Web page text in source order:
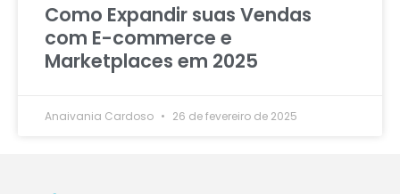
Como Expandir suas Vendas
com E-commerce e
Marketplaces em 2025
Anaivania Cardoso 26 de fevereiro de 2025